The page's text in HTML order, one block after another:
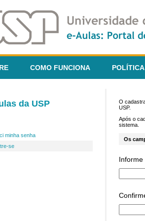
COMO FUNCIONA
da USP
minha senha
se
O
USP.
Após o
sistema.
Os
Informe